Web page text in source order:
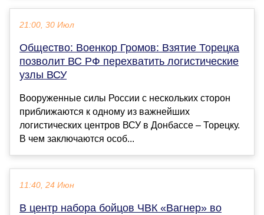
21:00, 30 Июл
Общество: Военкор Громов: Взятие Торецка
позволит ВС РФ перехватить логистические
узлы ВСУ
Вооруженные силы России с нескольких сторон
приближаются к одному из важнейших
логистических центров ВСУ в Донбассе – Торецку.
В чем заключаются особ...
11:40, 24 Июн
В центр набора бойцов ЧВК «Вагнер» во